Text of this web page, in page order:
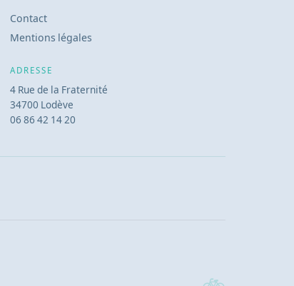
Contact
Mentions légales
ADRESSE
4 Rue de la Fraternité
34700 Lodève
06 86 42 14 20